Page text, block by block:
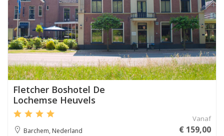
Fletcher Boshotel De
Lochemse Heuvels
Barchem, Nederland
Vanaf
€ 159,00